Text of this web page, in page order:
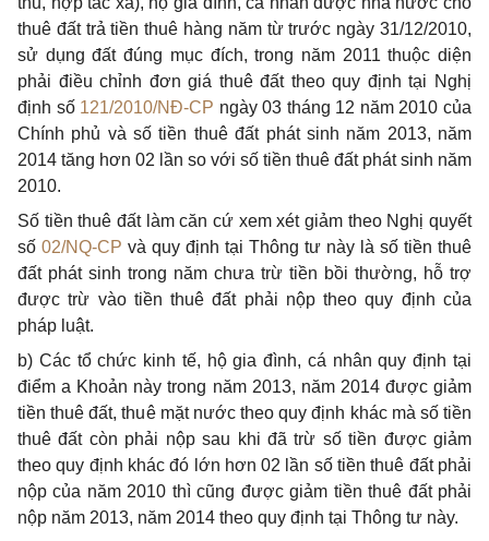
thuê đất trả tiền thuê hàng năm từ trước ngày 31/12/2010,
sử dụng đất đúng mục đích, trong năm 2011 thuộc diện
phải điều chỉnh đơn giá thuê đất theo quy định tại Nghị
định số 121/2010/NĐ-CP ngày 03 tháng 12 năm 2010 của
Chính phủ và số tiền thuê đất phát sinh năm 2013, năm
2014 tăng hơn 02 lần so với số tiền thuê đất phát sinh năm
2010.
Số tiền thuê đất làm căn cứ xem xét giảm theo Nghị quyết
số 02/NQ-CP và quy định tại Thông tư này là số tiền thuê
đất phát sinh trong năm chưa trừ tiền bồi thường, hỗ trợ
được trừ vào tiền thuê đất phải nộp theo quy định của
pháp luật.
b) Các tổ chức kinh tế, hộ gia đình, cá nhân quy định tại
điểm a Khoản này trong năm 2013, năm 2014 được giảm
tiền thuê đất, thuê mặt nước theo quy định khác mà số tiền
thuê đất còn phải nộp sau khi đã trừ số tiền được giảm
theo quy định khác đó lớn hơn 02 lần số tiền thuê đất phải
nộp của năm 2010 thì cũng được giảm tiền thuê đất phải
nộp năm 2013, năm 2014 theo quy định tại Thông tư này.